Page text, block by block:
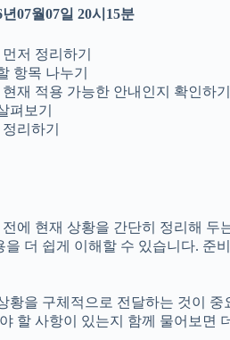
07월07일 20시15분
저 정리하기
항목 나누기
재 적용 가능한 안내인지 확인하기
펴보기
리하기
에 현재 상황을 간단히 정리해 두
더 쉽게 이해할 수 있습니다.
을 구체적으로 전달하는 것이
할 사항이 있는지 함께 물어보면